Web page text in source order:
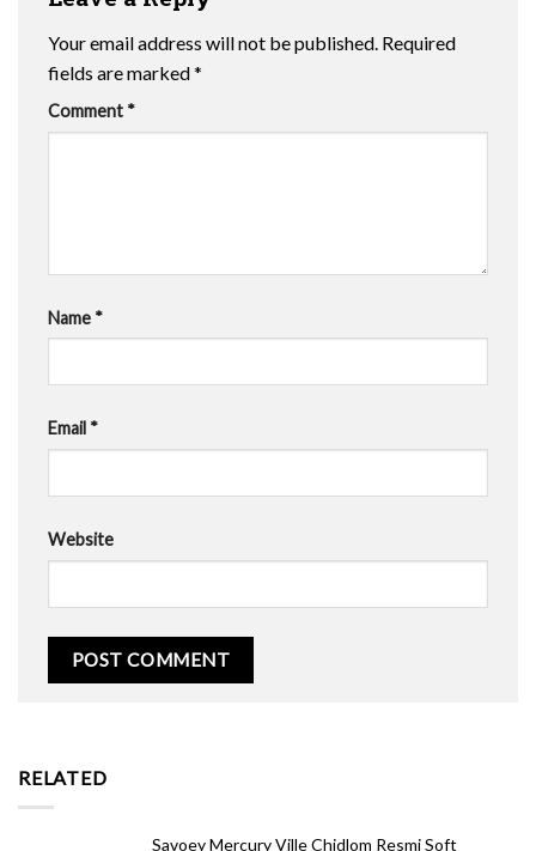
Your email address will not be published. Required
fields are marked*
Comment *
Name *
Email *
Website
RELATED
Savoey Mercury Ville Chidlom Resmi Soft